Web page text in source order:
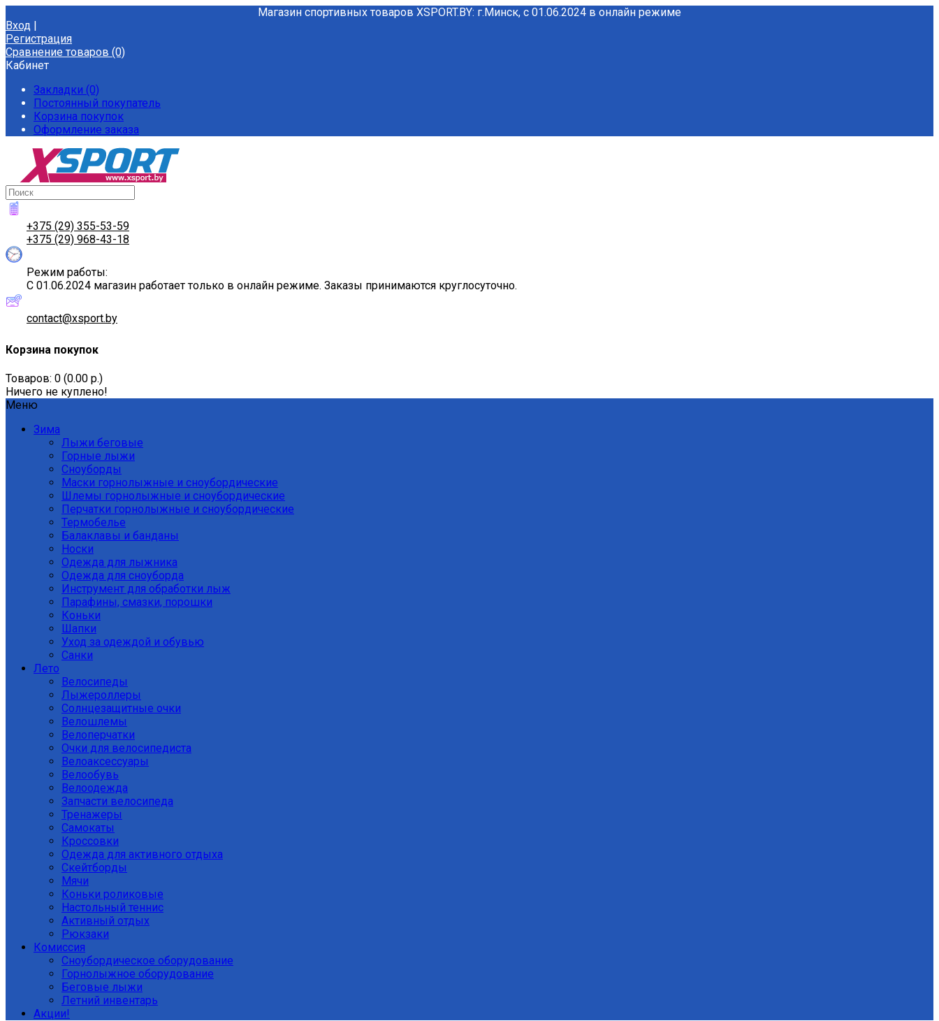
Магазин спортивных товаров XSPORT.BY: г.Минск, с 01.06.2024 в онлайн режиме
Вход |
Регистрация
Сравнение товаров (0)
Кабинет
Закладки (0)
Постоянный покупатель
Корзина покупок
Оформление заказа
+375 (29) 355-53-59
+375 (29) 968-43-18
Режим работы:
С 01.06.2024 магазин работает только в онлайн режиме. Заказы принимаются круглосуточно.
contact@xsport.by
Корзина покупок
Товаров: 0 (0.00 р.)
Ничего не куплено!
Меню
Зима
Лыжи беговые
Горные лыжи
Сноуборды
Маски горнолыжные и сноубордические
Шлемы горнолыжные и сноубордические
Перчатки горнолыжные и сноубордические
Термобелье
Балаклавы и банданы
Носки
Одежда для лыжника
Одежда для сноуборда
Инструмент для обработки лыж
Парафины, смазки, порошки
Коньки
Шапки
Уход за одеждой и обувью
Санки
Лето
Велосипеды
Лыжероллеры
Солнцезащитные очки
Велошлемы
Велоперчатки
Очки для велосипедиста
Велоаксессуары
Велообувь
Велоодежда
Запчасти велосипеда
Тренажеры
Самокаты
Кроссовки
Одежда для активного отдыха
Скейтборды
Мячи
Коньки роликовые
Настольный теннис
Активный отдых
Рюкзаки
Комиссия
Сноубордическое оборудование
Горнолыжное оборудование
Беговые лыжи
Летний инвентарь
Акции!